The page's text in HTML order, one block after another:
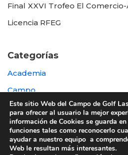
Final XXVI Trofeo El
Licencia RFEG
Categorías
Academia
Campo
Destacada
Otras
Este sitio Web del Campo de Golf
para ofrecer al usuario la mejor
información de Cookies se guarda
funciones tales como reconocerlo
ayudar a nuestro equipo a
Web le resultan más interesantes.